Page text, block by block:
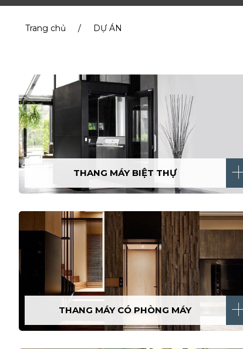
Trang chủ / DỰ ÁN
THANG MÁY BIỆT THỰ
THANG MÁY CÓ PHÒNG MÁY